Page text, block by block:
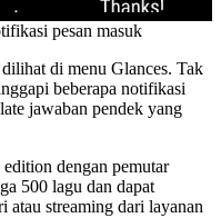
pesan masuk
di menu Glances. Tak
beberapa notifikasi
jawaban pendek yang
dengan pemutar
500 lagu dan dapat
streaming dari layanan